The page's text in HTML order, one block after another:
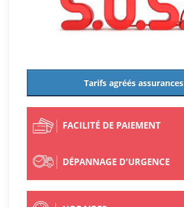
Tarifs agréés assurances
FACILITÉ DE PAIEMENT
DÉPANNAGE D'URGENCE